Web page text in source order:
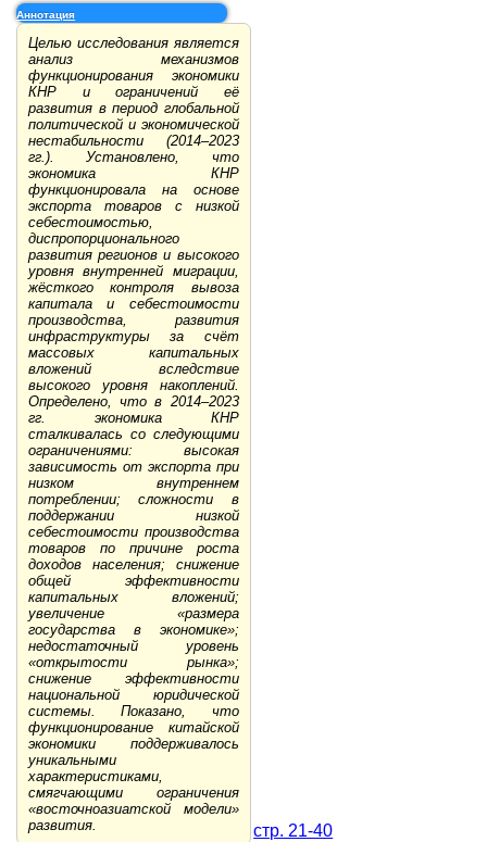
Аннотация
Целью исследования является
анализ механизмов
функционирования экономики
КНР и ограничений её
развития в период глобальной
политической и экономической
нестабильности (2014–2023
гг.). Установлено, что
экономика КНР
функционировала на основе
экспорта товаров с низкой
себестоимостью,
диспропорционального
развития регионов и высокого
уровня внутренней миграции,
жёсткого контроля вывоза
капитала и себестоимости
производства, развития
инфраструктуры за счёт
массовых капитальных
вложений вследствие
высокого уровня накоплений.
Определено, что в 2014–2023
гг. экономика КНР
сталкивалась со следующими
ограничениями: высокая
зависимость от экспорта при
низком внутреннем
потреблении; сложности в
поддержании низкой
себестоимости производства
товаров по причине роста
доходов населения; снижение
общей эффективности
капитальных вложений;
увеличение «размера
государства в экономике»;
недостаточный уровень
«открытости рынка»;
снижение эффективности
национальной юридической
системы. Показано, что
функционирование китайской
экономики поддерживалось
уникальными
характеристиками,
смягчающими ограничения
«восточноазиатской модели»
развития.
стр. 21-40